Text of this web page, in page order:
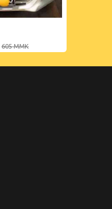
605 MMK